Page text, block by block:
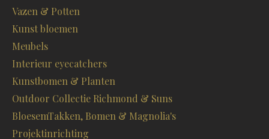
Vazen & Potten
Kunst bloemen
Meubels
Interieur eyecatchers
Kunstbomen & Planten
Outdoor Collectie Richmond & Suns
BloesemTakken, Bomen & Magnolia's
Projektinrichting